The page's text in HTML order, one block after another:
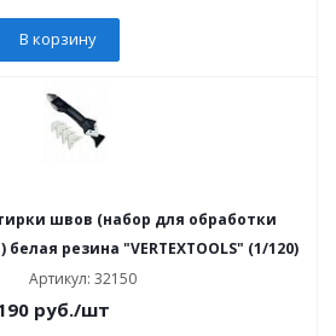
В корзину
швов (набор для обработки
резина "VERTEXTOOLS" (1/120)
Артикул: 32150
руб./шт